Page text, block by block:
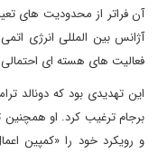
آن فراتر از محدودیت های
آژانس بین المللی انرژی
فعالیت های هسته ای
این تهدیدی بود که دونالد
برجام ترغیب کرد. او همچنین
و رویکرد خود را «کمپین